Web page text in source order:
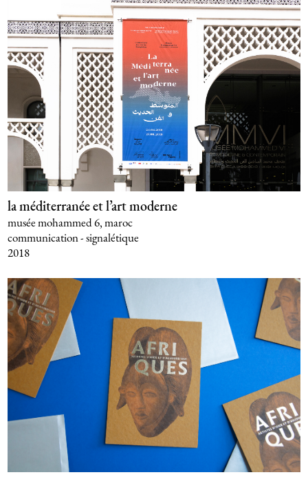
la méditerranée et l’art moderne
musée mohammed 6, maroc
communication - signalétique
2018